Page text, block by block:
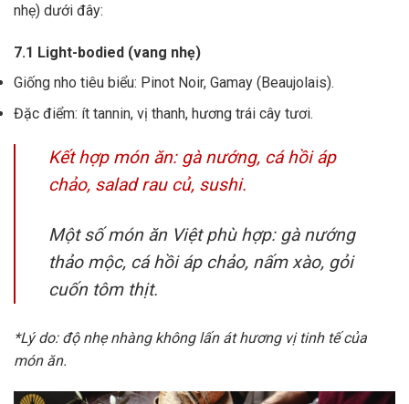
nhẹ) dưới đây:
7.1 Light-bodied (vang nhẹ)
Giống nho tiêu biểu: Pinot Noir, Gamay (Beaujolais).
Đặc điểm: ít tannin, vị thanh, hương trái cây tươi.
Kết hợp món ăn: gà nướng, cá hồi áp
chảo, salad rau củ, sushi.
Một số món ăn Việt phù hợp: gà nướng
thảo mộc, cá hồi áp chảo, nấm xào, gỏi
cuốn tôm thịt.
*Lý do: độ nhẹ nhàng không lấn át hương vị tinh tế của
món ăn.